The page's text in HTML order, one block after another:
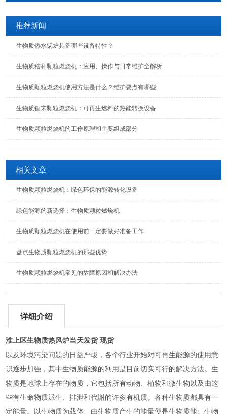
推荐新闻
生物质热水锅炉具备哪些设备特性？
生物质秸秆颗粒燃烧机：应用、操作与日常维护全解析
生物质颗粒燃烧机使用方法是什么？维护要点有哪些
生物质锯末颗粒燃烧机：可再生燃料的热能转换设备
生物质颗粒燃烧机的工作原理和主要组成部分
相关文章
生物质颗粒燃烧机：绿色环保的能源转化设备
绿色能源的新选择：生物质颗粒燃烧机
生物质颗粒燃烧机在使用前一定要做好准备工作
盘点生物质颗粒燃烧机的那些优势
生物质颗粒燃烧机常见的故障原因和解决办法
详细介绍
淮上区生物质热风炉当天发货 现货
以及环境污染问题的日益严峻，各个行业开始对可再生能源的使用意
识逐步加强，其中生物质能源的利用是目前切实可行的解决方法。生
物质是地球上存在的物质，它包括所有动物、植物和微生物以及由这
些有生命物质派生、排泄和代谢的许多有机质。各种生物质都具有一
定能量。以生物质为载体、由生物质产生的能量便是生物质能。生物